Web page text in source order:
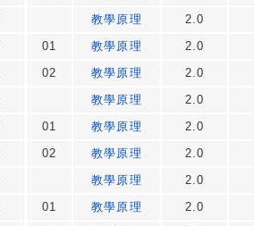
教學原理 2.0
01 教學原理 2.0
02 教學原理 2.0
教學原理 2.0
01 教學原理 2.0
02 教學原理 2.0
教學原理 2.0
01 教學原理 2.0